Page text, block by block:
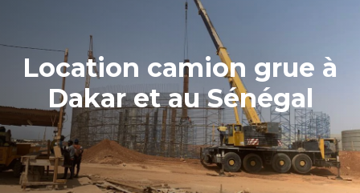
Location camion grue à
Dakar et au Sénégal